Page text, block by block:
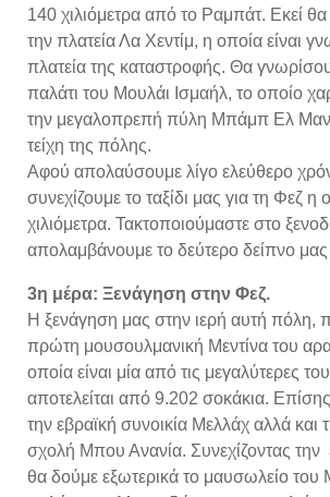
140 χιλιόμετρα από το Ραμπάτ. Εκεί
την πλατεία Λα Χεντίμ, η οποία είναι
πλατεία της καταστροφής. Θα
παλάτι του Μουλάι Ισμαήλ, το οποίο
την μεγαλοπρεπή πύλη Μπάμπ Ελ
τείχη της πόλης.
Αφού απολαύσουμε λίγο ελεύθερο
συνεχίζουμε το ταξίδι μας για τη Φεζ η
χιλιόμετρα. Τακτοποιούμαστε στο
απολαμβάνουμε το δεύτερο δείπνο
3η μέρα: Ξενάγηση στην Φεζ.
Η ξενάγηση μας στην ιερή αυτή πόλη,
πρώτη μουσουλμανική Μεντίνα του
οποία είναι μία από τις μεγαλύτερες
αποτελείται από 9.202 σοκάκια.
την εβραϊκή συνοικία Μελλάχ αλλά και
σχολή Μπου Ανανία. Συνεχίζοντας την
θα δούμε εξωτερικά το μαυσωλείο του